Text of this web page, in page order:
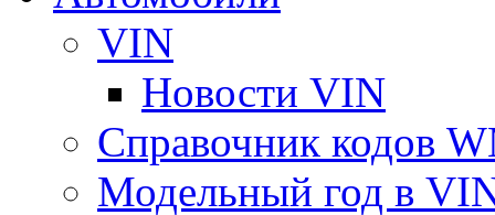
VIN
Новости VIN
Справочник кодов
Модельный год в